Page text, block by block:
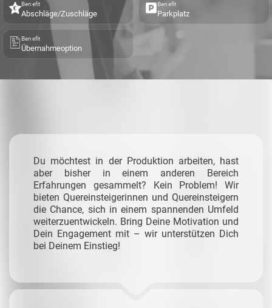
Benefit
Abschläge/Zuschläge
Benefit
Parkplatz
Benefit
Übernahmeoption
Du möchtest in der Produktion arbeiten, hast
aber bisher in einem anderen Bereich
Erfahrungen gesammelt? Kein Problem! Wir
bieten Quereinsteigerinnen und Quereinsteigern
die Chance, sich in einem spannenden Umfeld
weiterzuentwickeln. Bring Deine Motivation und
Dein Engagement mit – wir unterstützen Dich
bei Deinem Einstieg!